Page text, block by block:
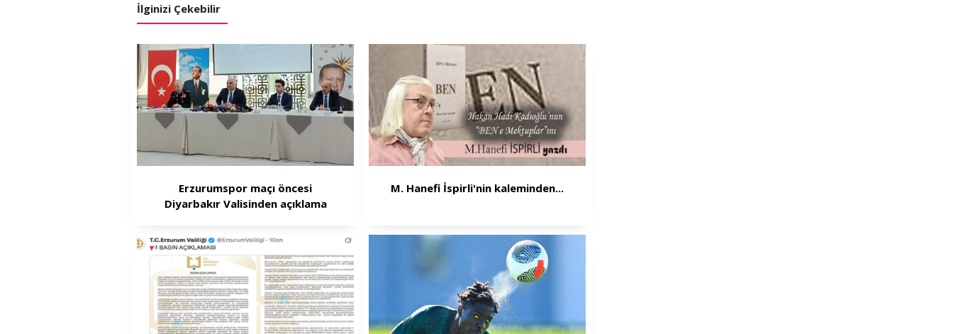
İlginizi Çekebilir
Erzurumspor maçı öncesi
Diyarbakır Valisinden açıklama
M. Hanefi İspirli'nin kaleminden...